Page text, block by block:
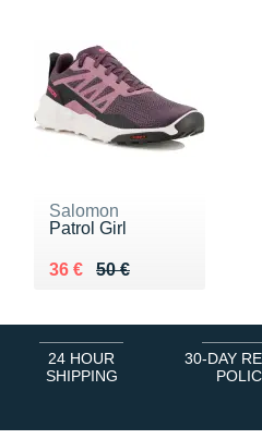
Salomon
Patrol Girl
50 €
Au lieu de 50 €
36 €
Vendu 36 €
24 HOUR
SHIPPING
30-DAY